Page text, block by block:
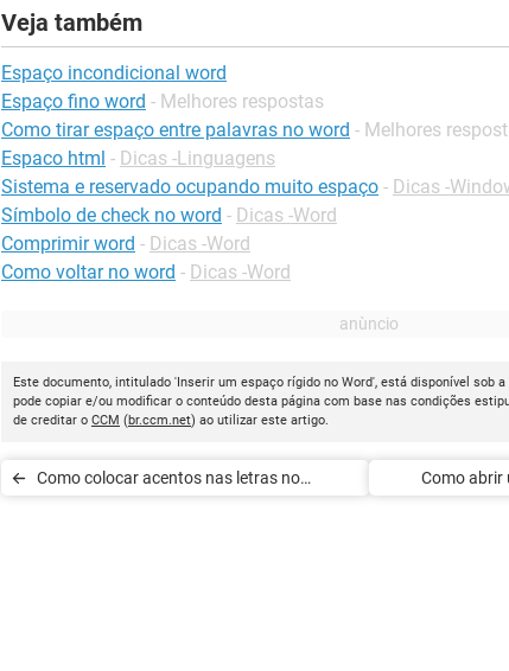
Veja também
Espaço incondicional word
Espaço fino word - Melhores respostas
Como tirar espaço entre palavras no word - Melhores
Espaco html - Dicas -Linguagens
Sistema e reservado ocupando muito espaço - Dicas -
Símbolo de check no word - Dicas -Word
Comprimir word - Dicas -Word
Como voltar no word - Dicas -Word
Este documento, intitulado 'Inserir um espaço rígido no Word', está disponível sob
pode copiar e/ou modificar o conteúdo desta página com base nas condições
de creditar o CCM (br.ccm.net) ao utilizar este artigo.
Como colocar acentos nas letras no
Como abrir